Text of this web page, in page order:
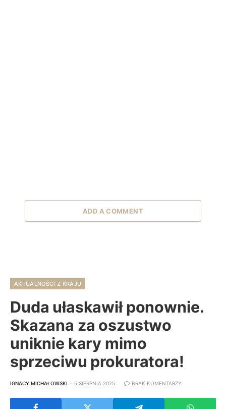
ADD A COMMENT
AKTUALNOŚCI Z KRAJU
Duda ułaskawił ponownie.
Skazana za oszustwo
uniknie kary mimo
sprzeciwu prokuratora!
IGNACY MICHAŁOWSKI 5 SIERPNIA 2025 BRAK KOMENTARZY